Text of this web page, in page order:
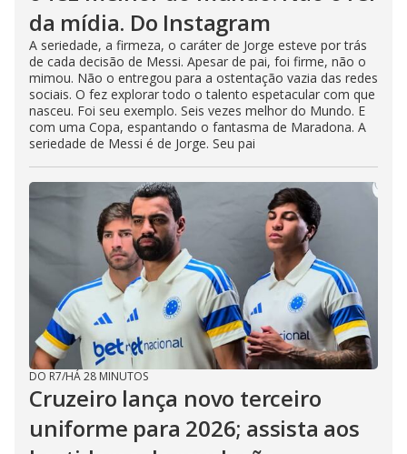
da mídia. Do Instagram
A seriedade, a firmeza, o caráter de Jorge esteve por trás
de cada decisão de Messi. Apesar de pai, foi firme, não o
mimou. Não o entregou para a ostentação vazia das redes
sociais. O fez explorar todo o talento espetacular com que
nasceu. Foi seu exemplo. Seis vezes melhor do Mundo. E
com uma Copa, espantando o fantasma de Maradona. A
seriedade de Messi é de Jorge. Seu pai
DO R7/HÁ 28 MINUTOS
Cruzeiro lança novo terceiro
uniforme para 2026; assista aos